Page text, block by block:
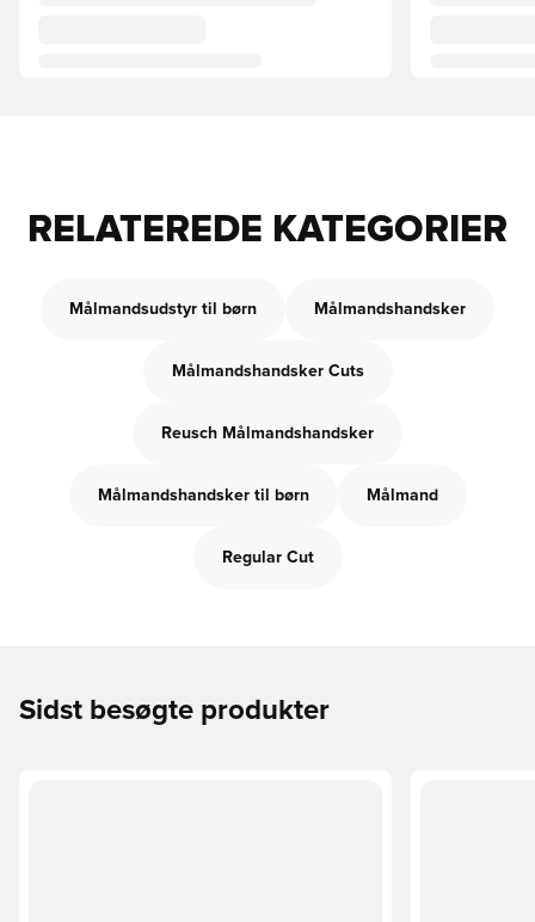
RELATEREDE KATEGORIER
Målmandsudstyr til børn Målmandshandsker
Målmandshandsker Cuts
Reusch Målmandshandsker
Målmandshandsker til børn Målmand
Regular Cut
Sidst besøgte produkter